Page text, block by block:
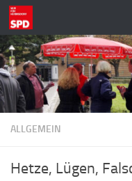
Zum Inhalt springen
ALLGEMEIN
Hetze, Lügen,